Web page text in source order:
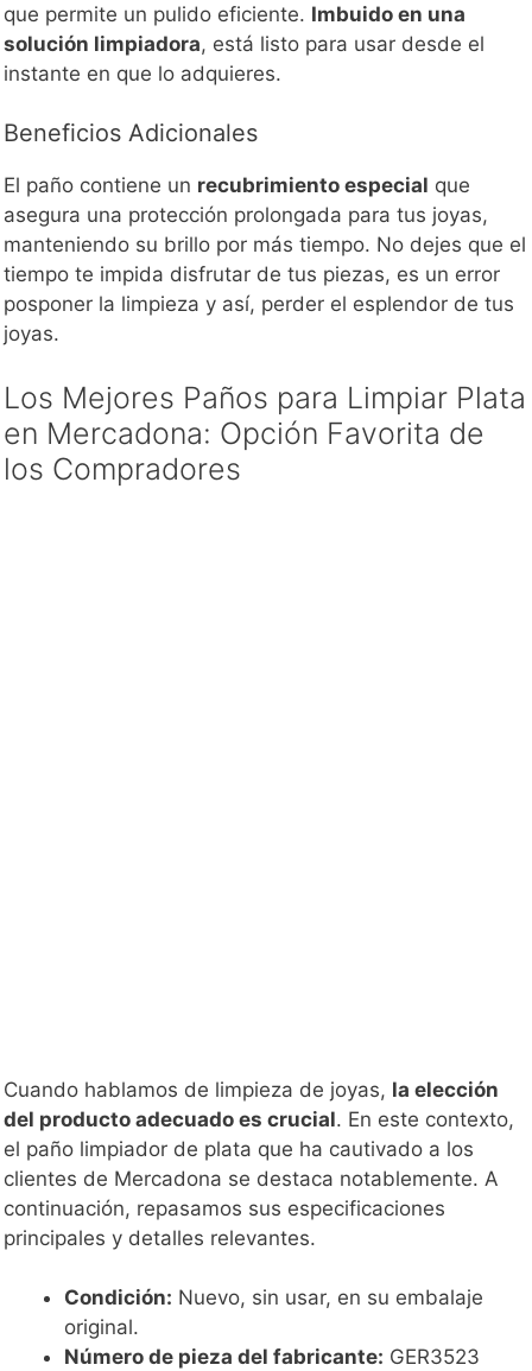
que permite un pulido eficiente. Imbuido en una
solución limpiadora, está listo para usar desde el
instante en que lo adquieres.
Beneficios Adicionales
El paño contiene un recubrimiento especial que
asegura una protección prolongada para tus joyas,
manteniendo su brillo por más tiempo. No dejes que el
tiempo te impida disfrutar de tus piezas, es un error
posponer la limpieza y así, perder el esplendor de tus
joyas.
Los Mejores Paños para Limpiar Plata
en Mercadona: Opción Favorita de
los Compradores
Cuando hablamos de limpieza de joyas, la elección
del producto adecuado es crucial. En este contexto,
el paño limpiador de plata que ha cautivado a los
clientes de Mercadona se destaca notablemente. A
continuación, repasamos sus especificaciones
principales y detalles relevantes.
Condición: Nuevo, sin usar, en su embalaje
original.
Número de pieza del fabricante: GER3523